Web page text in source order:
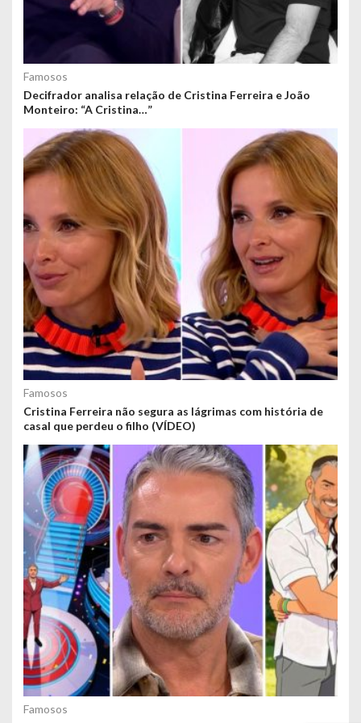
Famosos
Decifrador analisa relação de Cristina Ferreira e João
Monteiro: “A Cristina…”
Famosos
Cristina Ferreira não segura as lágrimas com história de
casal que perdeu o filho (VÍDEO)
Famosos